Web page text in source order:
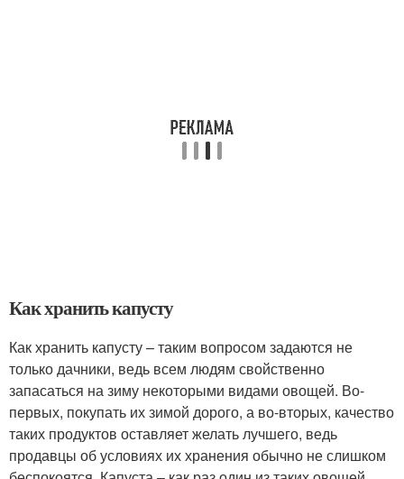
Как хранить капусту
Как хранить капусту – таким вопросом задаются не
только дачники, ведь всем людям свойственно
запасаться на зиму некоторыми видами овощей. Во-
первых, покупать их зимой дорого, а во-вторых, качество
таких продуктов оставляет желать лучшего, ведь
продавцы об условиях их хранения обычно не слишком